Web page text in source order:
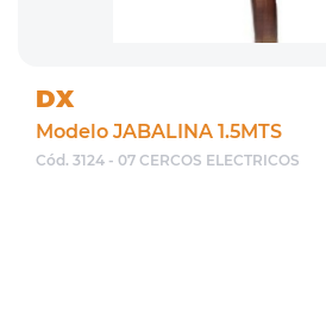
DX
Modelo JABALINA 1.5MTS
Cód. 3124 - 07 CERCOS ELECTRICOS